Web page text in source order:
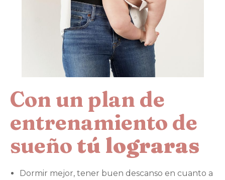
Con un plan de
entrenamiento de
sueñotú lograras
Dormir mejor, tener buen descanso en cuanto a